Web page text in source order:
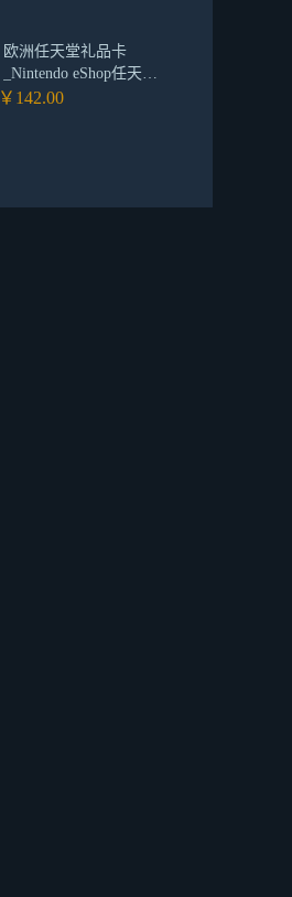
欧洲任天堂礼品卡
_Nintendo eShop任天堂
充值卡游戏卡_欧洲任
￥142.00